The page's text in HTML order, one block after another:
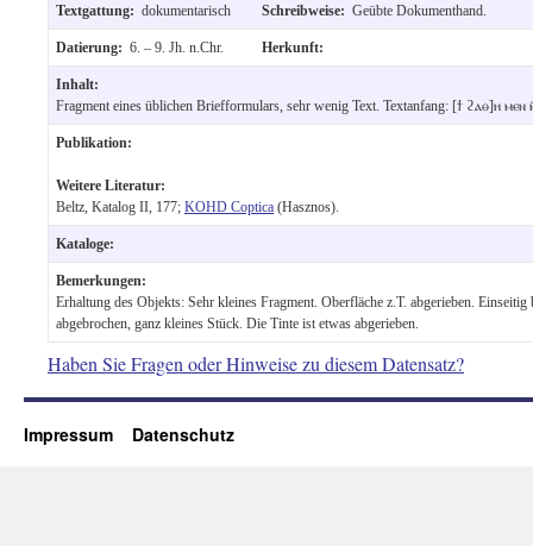
Textgattung: dokumentarisch Schreibweise: Geübte Dokumenthand.
Datierung: 6. – 9. Jh. n.Chr. Herkunft:
Inhalt:
Fragment eines üblichen Briefformulars, sehr wenig Text. Textanfang: [ϯ ϩⲁⲑ]ⲏ
Publikation:
Weitere Literatur:
Beltz, Katalog II, 177; KOHD Coptica (Hasznos).
Kataloge:
Bemerkungen:
Erhaltung des Objekts: Sehr kleines Fragment. Oberfläche z.T. abgerieben. Einseitig
abgebrochen, ganz kleines Stück. Die Tinte ist etwas abgerieben.
Haben Sie Fragen oder Hinweise zu diesem Datensatz?
Impressum Datenschutz